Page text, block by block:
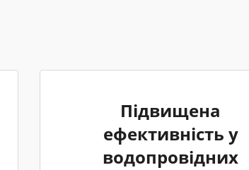
Підвищена
ефективність у
водопровідних